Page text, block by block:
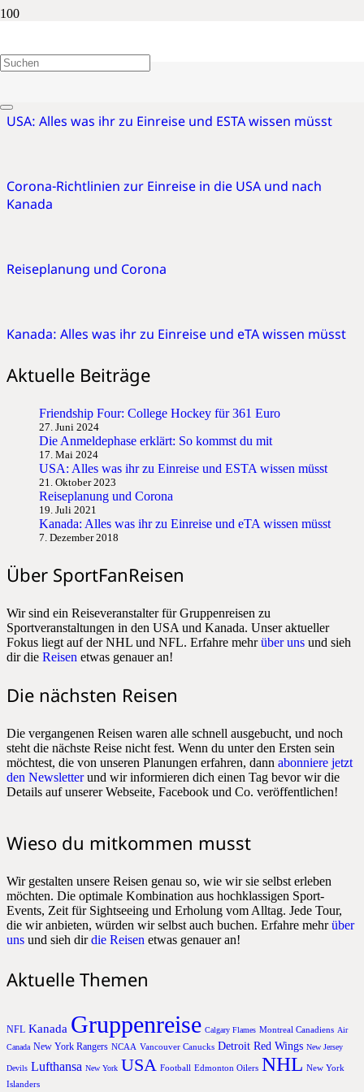
Einreise
USA: Alles was ihr zu Einreise und ESTA wissen müsst
Corona-Richtlinien zur Einreise in die USA und nach
Kanada
Reiseplanung und Corona
Kanada: Alles was ihr zu Einreise und eTA wissen müsst
Aktuelle Beiträge
Friendship Four: College Hockey für 361 Euro
27. Juni 2024
Die Anmeldephase erklärt: So kommst du mit
17. Mai 2024
USA: Alles was ihr zu Einreise und ESTA wissen müsst
21. Oktober 2023
Reiseplanung und Corona
19. Juli 2021
Kanada: Alles was ihr zu Einreise und eTA wissen müsst
7. Dezember 2018
Über SportFanReisen
Wir sind ein Reiseveranstalter für Gruppenreisen zu
Sportveranstaltungen in den USA und Kanada. Unser aktueller
Fokus liegt auf der NHL und NFL. Erfahre mehrüber uns und sieh
dir die Reisen etwas genauer an!
Die nächsten Reisen
Die vergangenen Reisen waren alle schnell ausgebucht, und noch
steht die nächste Reise nicht fest. Wenn du unter den Ersten sein
möchtest, die von unseren Planungen erfahren, dann abonniere jetzt
den Newsletterund wir informieren dich einen Tag bevor wir die
Details auf unserer Webseite, Facebook und Co. veröffentlichen!
Wieso du mitkommen musst
Wir gestalten unsere Reisen genau so, wie wir sie selbst erleben
möchten. Die optimale Kombination aus hochklassigen Sport-
Events, Zeit für Sightseeing und Erholung vom Alltag. Jede Tour,
die wir anbieten, würden wir selbst auch buchen. Erfahre mehrüber
uns und sieh dirdie Reisen etwas genauer an!
Aktuelle Themen
NFL Kanada Gruppenreise Calgary Flames Montreal Canadiens Air
Canada New York Rangers NCAA Vancouver Canucks Detroit Red Wings New Jersey
Devils Lufthansa New York USA Football Edmonton Oilers NHL New York
Islanders